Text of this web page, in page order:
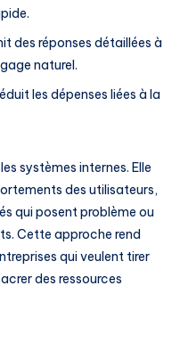
des réponses détaillées à
naturel.
les dépenses liées à la
systèmes internes. Elle
des utilisateurs,
qui posent problème ou
Cette approche rend
qui veulent tirer
des ressources